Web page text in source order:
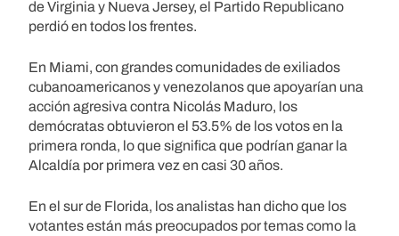
de Virginia y Nueva Jersey, el Partido Republicano
perdió en todos los frentes.
En Miami, con grandes comunidades de exiliados
cubanoamericanos y venezolanos que apoyarían una
acción agresiva contra Nicolás Maduro, los
demócratas obtuvieron el 53.5% de los votos en la
primera ronda, lo que significa que podrían ganar la
Alcaldía por primera vez en casi 30 años.
En el sur de Florida, los analistas han dicho que los
votantes están más preocupados por temas como la